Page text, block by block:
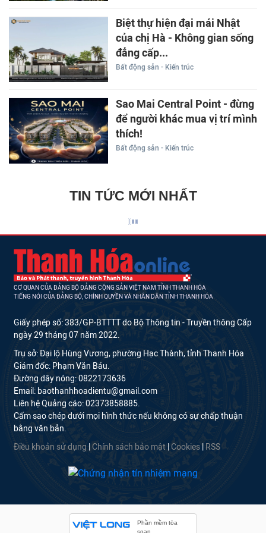
Biệt thự hiện đại mái Nhật
của chị Hà - Không gian sống
đẳng cấp...
Bất động sản - Kiến trúc
Sao Mai Central Point - đừng
để người khác mua vị trí mình
thích!
Bất động sản - Kiến trúc
TIN TỨC MỚI NHẤT
CƠ QUAN CỦA ĐẢNG BỘ ĐẢNG CỘNG SẢN VIỆT NAM TỈNH THANH HÓA
TIẾNG NÓI CỦA ĐẢNG BỘ, CHÍNH QUYỀN VÀ NHÂN DÂN TỈNH THANH HÓA
Giấy phép số: 383/GP-BTTTT do Bộ Thông tin - Truyền thông Cấp
ngày 29 tháng 07 năm 2022.
Trụ sở: Đại lộ Hùng Vương, phường Hạc Thành, tỉnh Thanh Hóa
Giám đốc: Phạm Văn Báu.
Đường dây nóng: 0822173636
Email: baothanhhoadientu@gmail.com
Liên hệ Quảng cáo: 02373858885.
Cấm sao chép dưới mọi hình thức nếu không có sự chấp thuận
bằng văn bản.
Điều khoản sử dụng Chính sách bảo mật Cookies RSS
Phần mềm tòa
soạn